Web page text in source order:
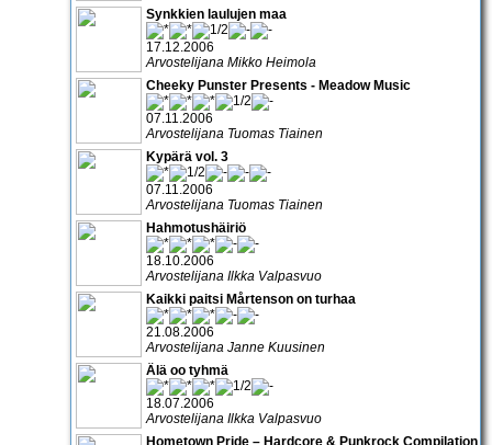
Synkkien laulujen maa
17.12.2006
Arvostelijana Mikko Heimola
Cheeky Punster Presents - Meadow Music
07.11.2006
Arvostelijana Tuomas Tiainen
Kypärä vol. 3
07.11.2006
Arvostelijana Tuomas Tiainen
Hahmotushäiriö
18.10.2006
Arvostelijana Ilkka Valpasvuo
Kaikki paitsi Mårtenson on turhaa
21.08.2006
Arvostelijana Janne Kuusinen
Älä oo tyhmä
18.07.2006
Arvostelijana Ilkka Valpasvuo
Hometown Pride – Hardcore & Punkrock Compilation